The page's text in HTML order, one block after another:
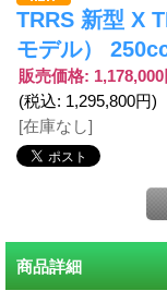
TRRS 新型 X
モデル）
販売価格: 1,178,000
(税込: 1,295,800円)
[在庫なし]
商品詳細